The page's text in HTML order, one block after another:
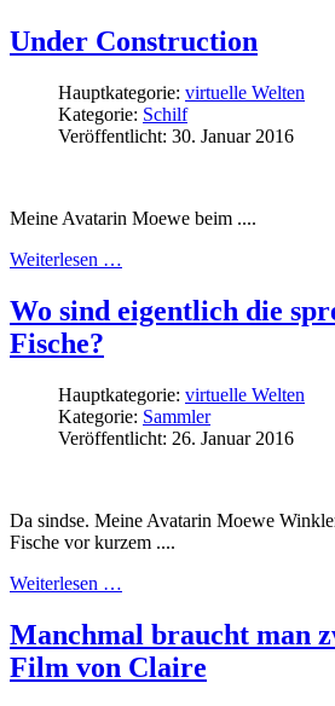
Under Construction
Hauptkategorie: virtuelle Welten
Kategorie: Schilf
Veröffentlicht: 30. Januar 2016
Meine Avatarin Moewe beim ....
Weiterlesen …
Wo sind eigentlich die
Fische?
Hauptkategorie: virtuelle Welten
Kategorie: Sammler
Veröffentlicht: 26. Januar 2016
Da sindse. Meine Avatarin Moewe
Fische vor kurzem ....
Weiterlesen …
Manchmal braucht man
Film von Claire